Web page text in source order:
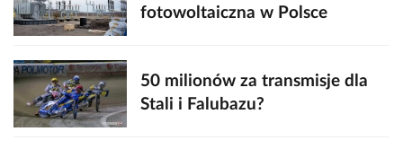
fotowoltaiczna w Polsce
50 milionów za transmisje dla
Stali i Falubazu?